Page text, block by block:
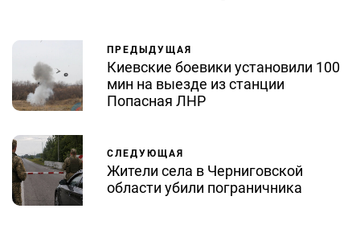
ПРЕДЫДУЩАЯ
Киевские боевики установили 100
мин на выезде из станции
Попасная ЛНР
СЛЕДУЮЩАЯ
Жители села в Черниговской
области убили пограничника